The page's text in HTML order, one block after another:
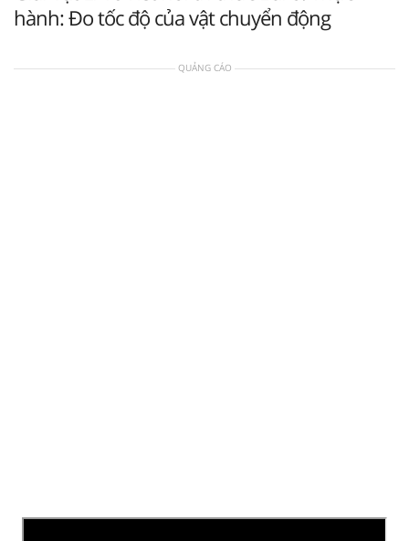
hành: Đo tốc độ của vật chuyển động
QUẢNG CÁO